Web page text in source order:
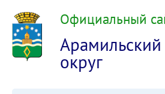
Официальный
округ